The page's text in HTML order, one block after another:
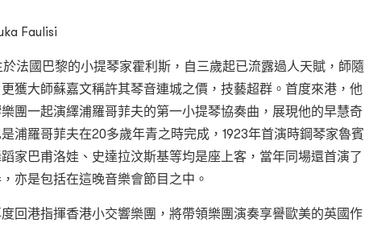
Faulisi
法國巴黎的小提琴家霍利斯，自三歲起已流露過人天賦，師隨
獲大師蘇嘉文稱許其琴音連城之價，技藝超群。首度來港，他
團一起演繹浦羅哥菲夫的第一小提琴協奏曲，展現他的早慧奇
浦羅哥菲夫在20多歲年青之時完成，1923年首演時鋼琴家魯賓
家巴甫洛娃、史達拉汶斯基等均是座上客，當年同場還首演了
亦是包括在這晚音樂會節目之中。
回港指揮香港小交響樂團，將帶領樂團演奏享譽歐美的英國作